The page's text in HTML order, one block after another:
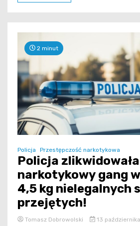
2 minut
Policja Przestępczość narkotykowa
Policja zlikwidowała
narkotykowy gang
4,5 kg nielegalnych
przejętych!
Tomasz Dobrowolski 13